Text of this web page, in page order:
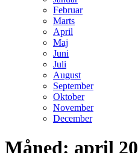
Februar
Marts
April
Maj
Juni
Juli
August
September
Oktober
November
December
Måned: april